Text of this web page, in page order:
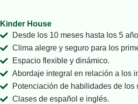
Kinder House
Desde los 10 meses hasta los 5
Clima alegre y seguro para los
Espacio flexible y dinámico.
Abordaje integral en relación a los
Potenciación de habilidades de
Clases de español e inglés.